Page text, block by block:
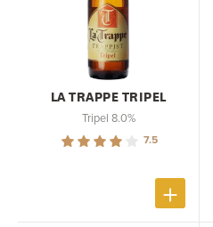
LA TRAPPE TRIPEL
Tripel 8.0%
7.5